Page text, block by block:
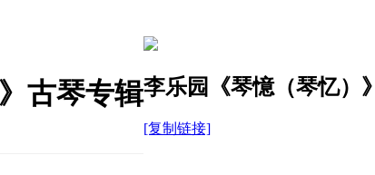
古琴专辑李乐园《琴憶（琴忆）
[复制链接]